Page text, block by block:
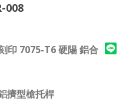
008
印 7075-T6 硬陽 鋁合
擠型槍托桿